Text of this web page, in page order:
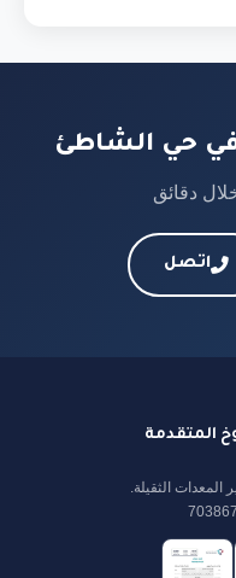
حي الشاطئ
دقائق
اتصل
المتقدمة
الثقيلة.